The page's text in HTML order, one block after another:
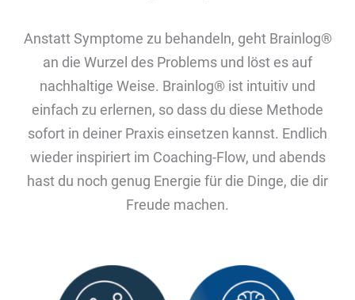
Anstatt Symptome zu behandeln, geht Brainlog®
an die Wurzel des Problems und löst es auf
nachhaltige Weise. Brainlog® ist intuitiv und
einfach zu erlernen, so dass du diese Methode
sofort in deiner Praxis einsetzen kannst. Endlich
wieder inspiriert im Coaching-Flow, und abends
hast du noch genug Energie für die Dinge, die dir
Freude machen.